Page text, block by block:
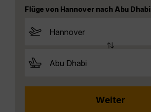
Flüge von Hannover nach Abu Dhabi